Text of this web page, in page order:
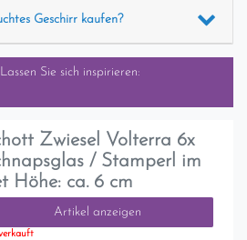
Geschirr kaufen?
Sie sich inspirieren:
Zwiesel Volterra 6x
/ Stamperl im
Höhe: ca. 6 cm
Artikel anzeigen